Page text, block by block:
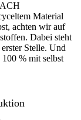
Material
achten wir auf
Dabei steht
Stelle. Und
% mit selbst